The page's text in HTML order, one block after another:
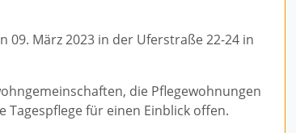
März 2023 in der Uferstraße 22-24 in
die Pflegewohnungen
für einen Einblick offen.